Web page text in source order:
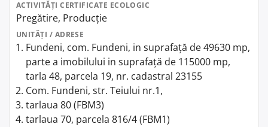
ACTIVITĂȚI CERTIFICATE ECOLOGIC
Pregătire, Producție
UNITĂȚI / ADRESE
Fundeni, com. Fundeni, in suprafață de 49630 mp,
parte a imobilului in suprafață de 115000 mp,
tarla 48, parcela 19, nr. cadastral 23155
Com. Fundeni, str. Teiului nr.1,
tarlaua 80 (FBM3)
tarlaua 70, parcela 816/4 (FBM1)